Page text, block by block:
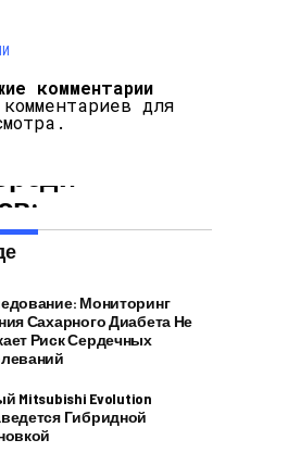
комментарии
для
Мониторинг
Сахарного Диабета Не
Риск Сердечных
Mitsubishi Evolution
Гибридной